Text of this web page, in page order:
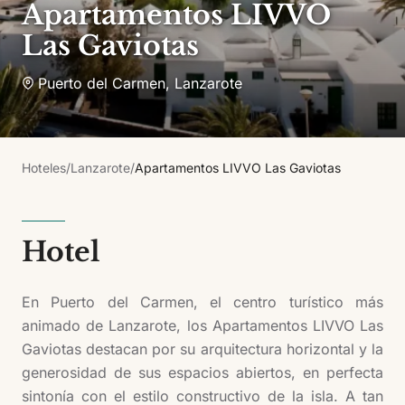
Apartamentos LIVVO
Las Gaviotas
Puerto del Carmen, Lanzarote
Hoteles/Lanzarote/Apartamentos LIVVO Las Gaviotas
Hotel
En Puerto del Carmen, el centro turístico más
animado de Lanzarote, los Apartamentos LIVVO Las
Gaviotas destacan por su arquitectura horizontal y la
generosidad de sus espacios abiertos, en perfecta
sintonía con el estilo constructivo de la isla. A tan